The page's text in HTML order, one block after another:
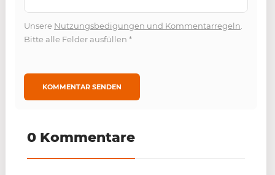
Unsere Nutzungsbedigungen und Kommentarregeln
Bitte alle Felder ausfüllen *
0 Kommentare